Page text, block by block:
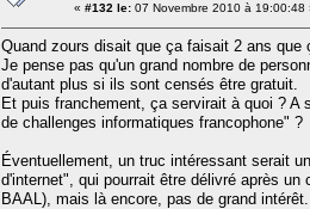
« #132 le: 07 Novembre 2010 à 19:00:48
Quand zours disait que ça faisait 2 ans
Je pense pas qu'un grand nombre de
d'autant plus si ils sont censés être gratuit.
Et puis franchement, ça servirait à quoi ?
de challenges informatiques francophone" ?
Éventuellement, un truc intéressant serait
d'internet", qui pourrait être délivré après
BAAL), mais là encore, pas de grand intérêt.